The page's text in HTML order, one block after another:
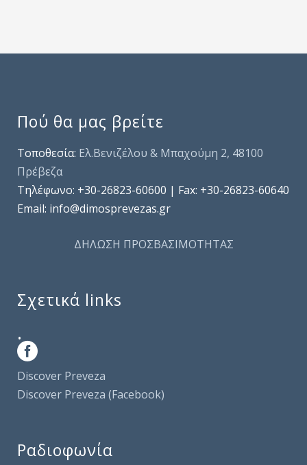
Πού θα μας βρείτε
Τοποθεσία: Ελ.Βενιζέλου & Μπαχούμη 2, 48100
Πρέβεζα
Τηλέφωνo: +30-26823-60600 | Fax: +30-26823-60640
Email: info@dimosprevezas.gr
ΔΗΛΩΣΗ ΠΡΟΣΒΑΣΙΜΟΤΗΤΑΣ
Σχετικά links
.
Discover Preveza
Discover Preveza (Facebook)
Ραδιοφωνία